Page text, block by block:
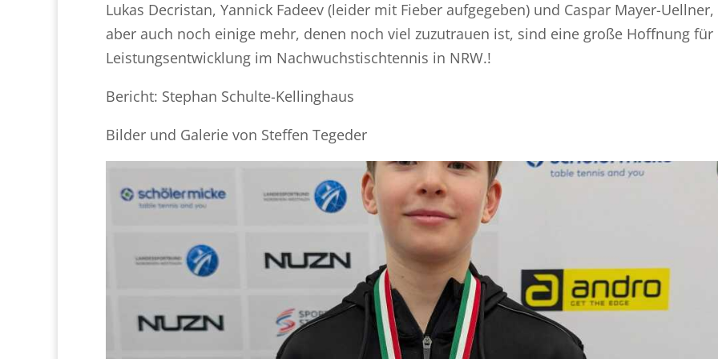
Lukas Decristan, Yannick Fadeev (leider mit Fieber aufgegeben) und Caspar Mayer-Uellner,
aber auch noch einige mehr, denen noch viel zuzutrauen ist, sind eine große Hoffnung für
Leistungsentwicklung im Nachwuchstischtennis in NRW.!
Bericht: Stephan Schulte-Kellinghaus
Bilder und Galerie von Steffen Tegeder